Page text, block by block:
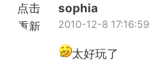
点击
重新
sophia
2010-12-8 17:16:59
太好玩了